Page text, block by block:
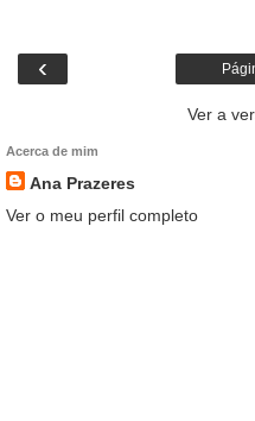
‹
Ver a
Acerca de mim
Ana Prazeres
Ver o meu perfil completo